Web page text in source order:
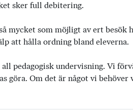
sker full debitering.
mycket som möjligt av ert besök
att hålla ordning bland eleverna.
pedagogisk undervisning. Vi
göra. Om det är något vi